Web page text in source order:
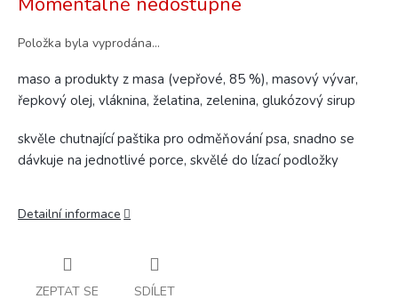
cena:
Položka byla vyprodána…
maso a produkty z masa (vepřové, 85 %), masový vývar,
řepkový olej, vláknina, želatina, zelenina, glukózový sirup
skvěle chutnající paštika pro odměňování psa, snadno se
dávkuje na jednotlivé porce, skvělé do lízací podložky
Detailní informace
ZEPTAT SE SDÍLET